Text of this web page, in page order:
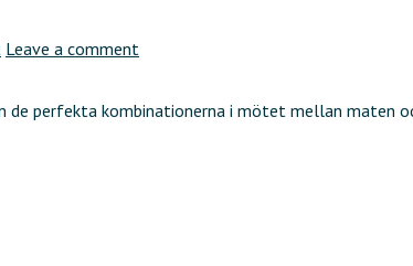
Leave a comment
perfekta kombinationerna i mötet mellan maten